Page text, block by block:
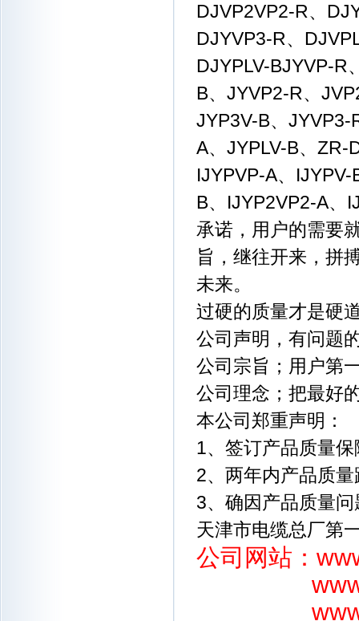
DJVP2VP2-R、
DJYVP3-R、
DJYPLV-BJYVP-R
B、JYVP2-R、
JYP3V-B、JYVP3-
A、JYPLV-B、ZR-
IJYPVP-A、
B、IJYP2VP2-A、
承诺，用户的需要
旨，继往开来，拼
未来。
过硬的质量才是硬
公司声明，有问题
公司宗旨；用户第
公司理念；把最好
本公司郑重声明：
1、签订产品质量
2、两年内产品质
3、确因产品质量
天津市电缆总厂第
公司网站：